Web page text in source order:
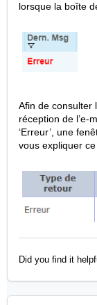
lorsque la boîte
Afin de consulter
réception de l’e-
‘Erreur’, une
vous expliquer ce
Did you find it